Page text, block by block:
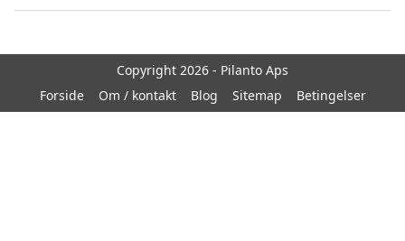
Copyright 2026 - Pilanto Aps
Forside
Om / kontakt Blog Sitemap Betingelser